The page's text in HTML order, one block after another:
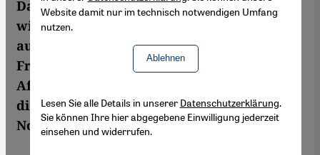
Das Letzte, was im Syrienkonflikt benötigt
wird, sind noch mehr Einflussnahme von
außen und die Eröffnung einer weiteren
Front. Der Vormarsch der Türkei gegen
Afrin bedeutet beides. Tom Stevenson über
die Folgen der türkischen Intervention in
Nordsyrien.
Website damit nur im technisch notwendigen Umfang
nutzen.
Ablehnen
Lesen Sie alle Details in unserer Datenschutzerklärung.
Sie können Ihre hier abgegebene Einwilligung jederzeit
einsehen und widerrufen.